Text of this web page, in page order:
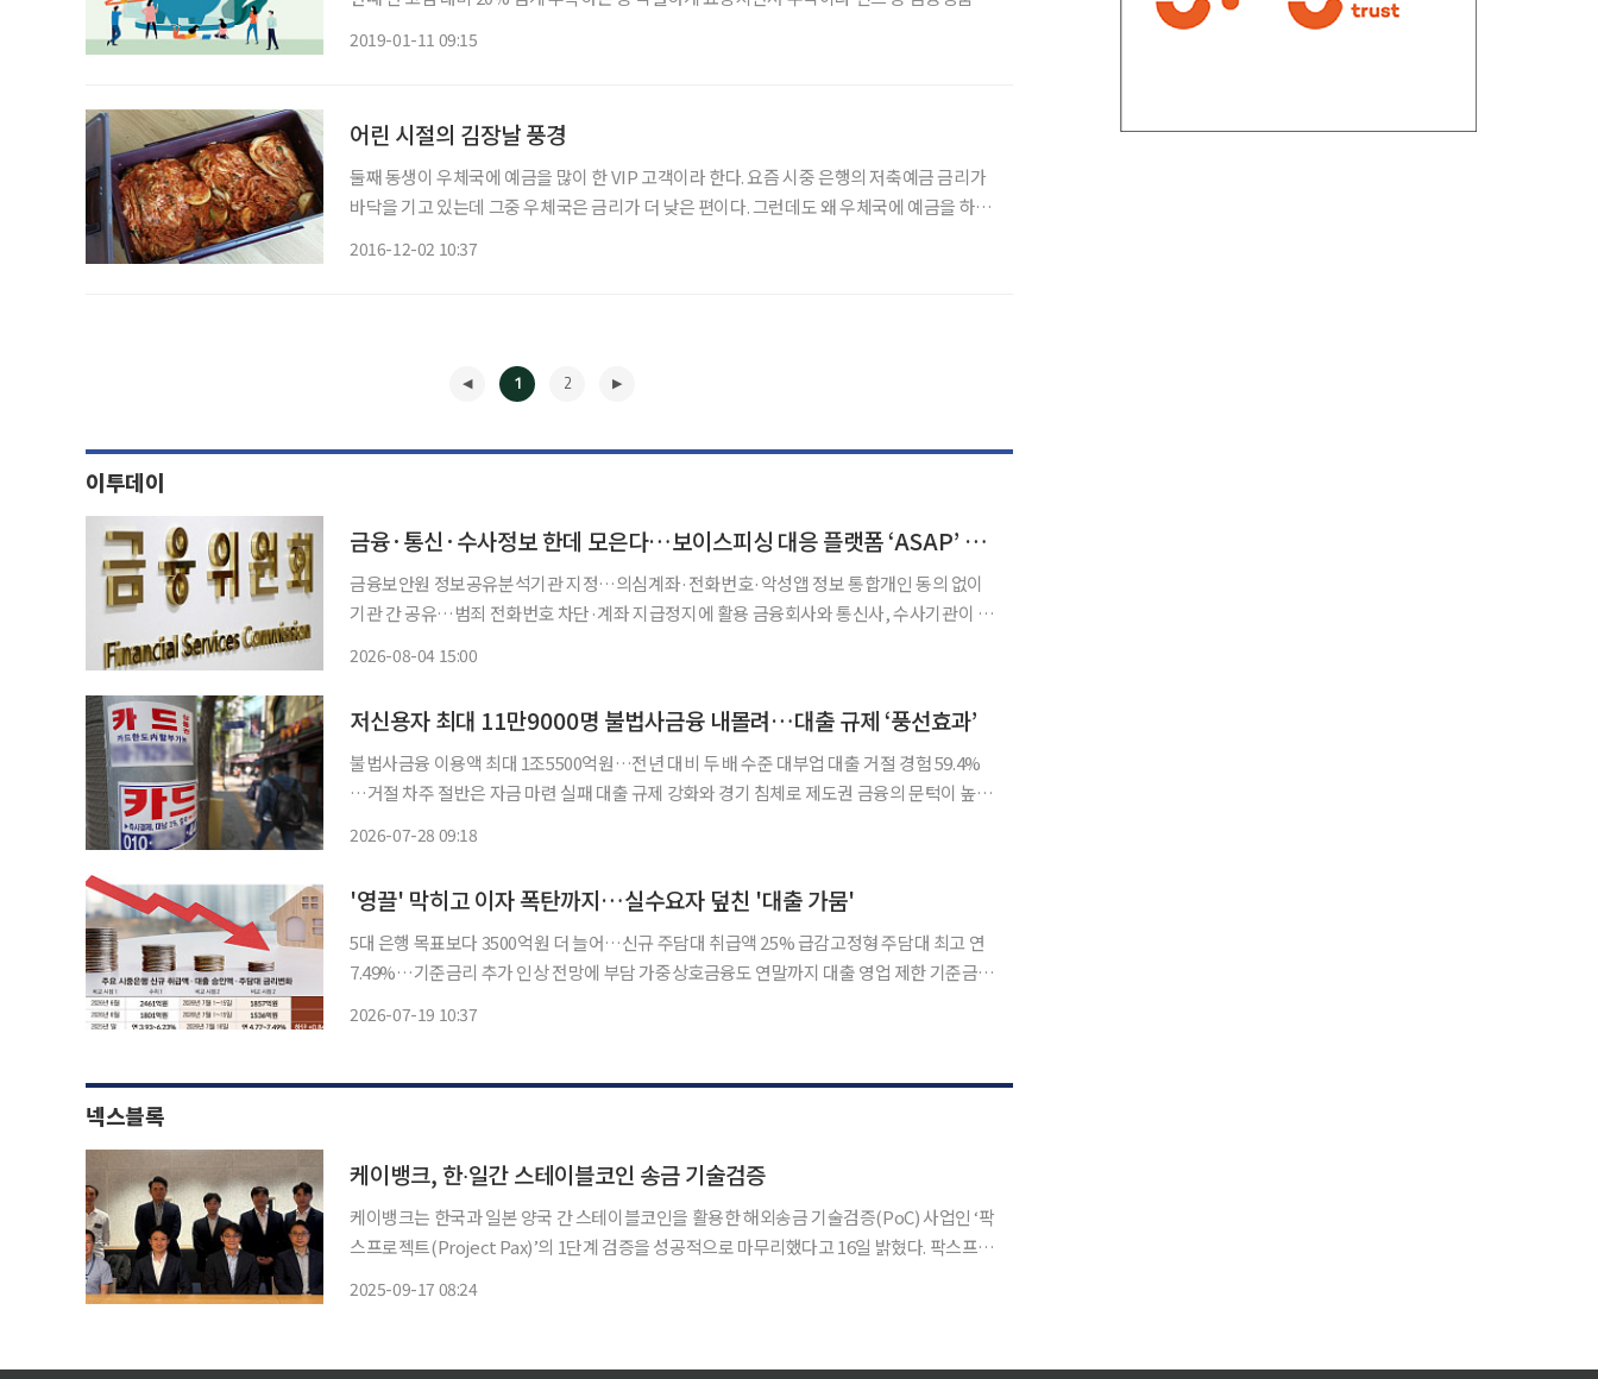
2019-01-11 09:15
어린 시절의 김장날 풍경
둘째 동생이 우체국에 예금을 많이 한 VIP 고객이라 한다. 요즘 시중 은행의 저축예금 금리가
바닥을 기고 있는데 그중 우체국은 금리가 더 낮은 편이다. 그런데도 왜 우체국에 예금을 하느
2016-12-02 10:37
1 2
이투데이
금융·통신·수사정보 한데 모은다…보이스피싱 대응 플랫폼 ‘ASAP’ 본격 가동
금융보안원 정보공유분석기관 지정…의심계좌·전화번호·악성앱 정보 통합개인 동의 없이
기관 간 공유…범죄 전화번호 차단·계좌 지급정지에 활용 금융회사와 통신사, 수사기관이 보
2026-08-04 15:00
저신용자 최대 11만9000명 불법사금융 내몰려…대출 규제 ‘풍선효과’
불법사금융 이용액 최대 1조5500억원…전년 대비 두 배 수준 대부업 대출 거절 경험 59.4%
…거절 차주 절반은 자금 마련 실패 대출 규제 강화와 경기 침체로 제도권 금융의 문턱이 높아
2026-07-28 09:18
'영끌' 막히고 이자 폭탄까지…실수요자 덮친 '대출 가뭄'
5대 은행 목표보다 3500억원 더 늘어…신규 주담대 취급액 25% 급감고정형 주담대 최고 연
7.49%…기준금리 추가 인상 전망에 부담 가중상호금융도 연말까지 대출 영업 제한 기준금리
2026-07-19 10:37
넥스블록
케이뱅크, 한∙일간 스테이블코인 송금 기술검증
케이뱅크는 한국과 일본 양국 간 스테이블코인을 활용한 해외송금 기술검증(PoC) 사업인 ‘팍
스프로젝트(Project Pax)’의 1단계 검증을 성공적으로 마무리했다고 16일 밝혔다. 팍스프로
2025-09-17 08:24